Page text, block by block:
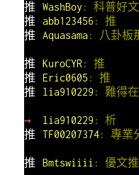
推
WashBoy : 科普好文
推
abb123456 : 推
推
Aquasama: 八卦板
推
KuroCYR: 推
推
Eric0605 : 推
推
lia910229 : 難得
→
lia910229 : 析
推
TF00207374: 專業
推
Bmtswiiii : 優文